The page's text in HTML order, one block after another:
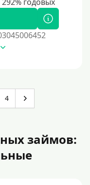
4
займов: